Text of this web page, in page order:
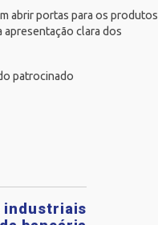
abrir portas para os produtos
clara dos
patrocinado
industriais